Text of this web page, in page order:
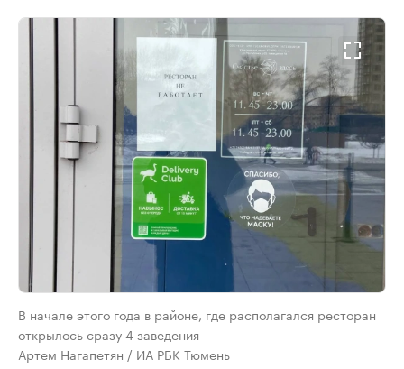
В начале этого года в районе, где располагался ресторан
открылось сразу 4 заведения
Артем Нагапетян / ИА РБК Тюмень